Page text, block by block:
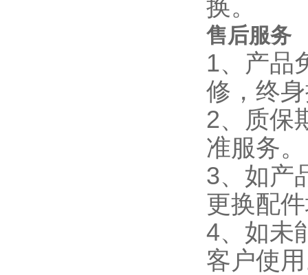
换。
售后服务
1、产品
修，终
2、质保
准
3、如产
更换配
4、如未
客户使